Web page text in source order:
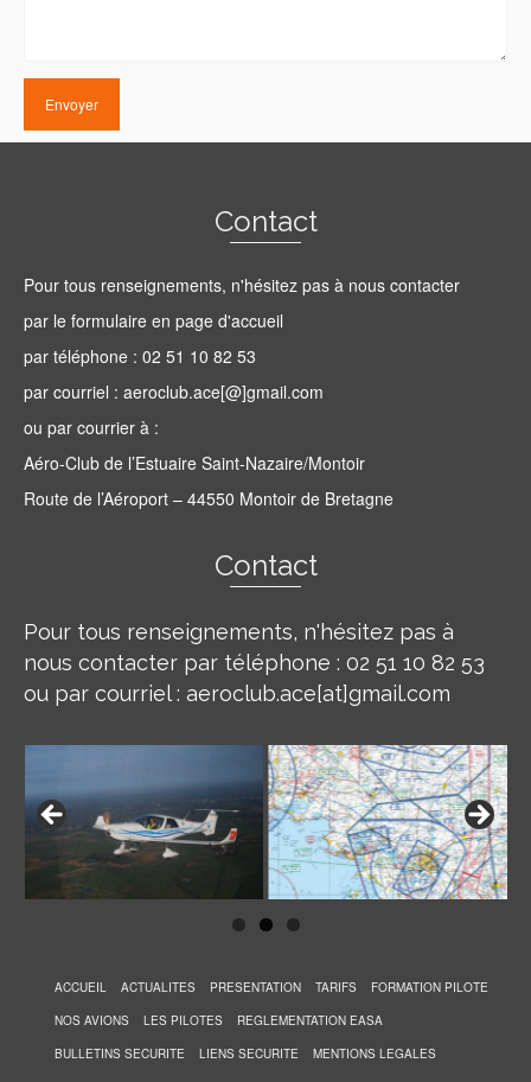
Contact
Pour tous renseignements, n'hésitez pas à nous contacter
par le formulaire en page d'accueil
par téléphone : 02 51 10 82 53
par courriel : aeroclub.ace[@]gmail.com
ou par courrier à :
Aéro-Club de l’Estuaire Saint-Nazaire/Montoir
Route de l’Aéroport – 44550 Montoir de Bretagne
Contact
Pour tous renseignements, n'hésitez pas à
nous contacter par téléphone : 02 51 10 82 53
ou par courriel : aeroclub.ace[at]gmail.com
ACCUEIL ACTUALITES PRESENTATION TARIFS
FORMATION PILOTE
NOS AVIONS
LES PILOTES
REGLEMENTATION EASA
BULLETINS SECURITE
LIENS SECURITE
MENTIONS LEGALES